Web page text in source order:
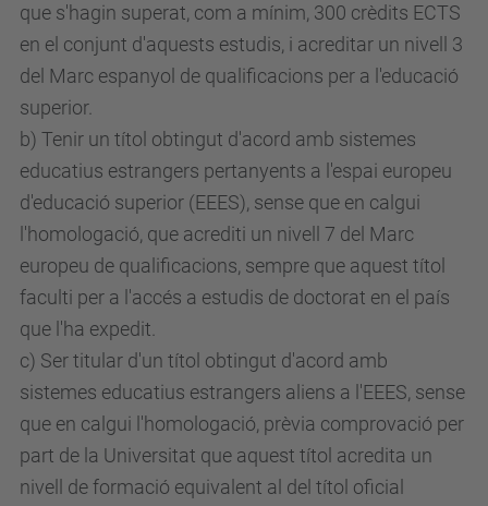
que s'hagin superat, com a mínim, 300 crèdits ECTS
en el conjunt d'aquests estudis, i acreditar un nivell 3
del Marc espanyol de qualificacions per a l'educació
superior.
b) Tenir un títol obtingut d'acord amb sistemes
educatius estrangers pertanyents a l'espai europeu
d'educació superior (EEES), sense que en calgui
l'homologació, que acrediti un nivell 7 del Marc
europeu de qualificacions, sempre que aquest títol
faculti per a l'accés a estudis de doctorat en el país
que l'ha expedit.
c) Ser titular d'un títol obtingut d'acord amb
sistemes educatius estrangers aliens a l'EEES, sense
que en calgui l'homologació, prèvia comprovació per
part de la Universitat que aquest títol acredita un
nivell de formació equivalent al del títol oficial